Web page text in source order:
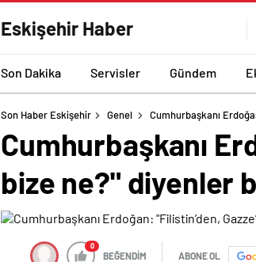
Eskişehir Haber
Son Dakika Servisler Gündem
Son Haber Eskişehir Genel Cumhurbaşkanı
Cumhurbaşkanı
bize ne?" diyenler
0
BEĞENDİM ABONE OL